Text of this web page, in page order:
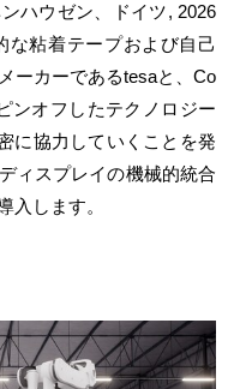
ハウゼン、ドイツ, 2026
な粘着テープおよび自己
ーカーであるtesaと、Co
ンオフしたテクノロジー
に協力していくことを発
ィスプレイの機械的統合
入します。